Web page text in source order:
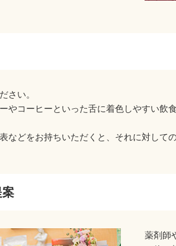
さい。
やコーヒーといった舌に着色しやすい飲
などをお持ちいただくと、それに対して
案
薬剤師